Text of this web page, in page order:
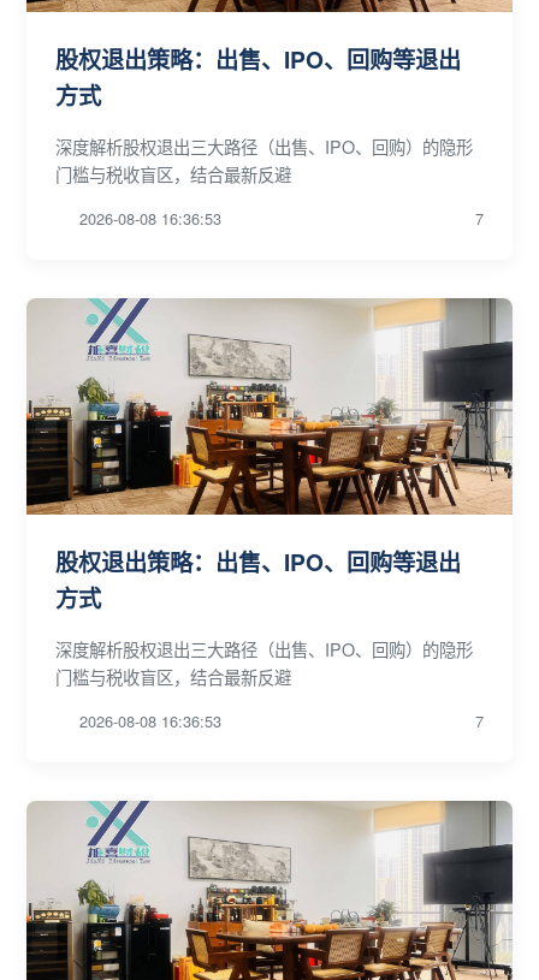
股权退出策略：出售、IPO、回购等退出
方式
深度解析股权退出三大路径（出售、IPO、回购）的隐形
门槛与税收盲区，结合最新反避
2026-08-08 16:36:53 7
股权退出策略：出售、IPO、回购等退出
方式
深度解析股权退出三大路径（出售、IPO、回购）的隐形
门槛与税收盲区，结合最新反避
2026-08-08 16:36:53 7